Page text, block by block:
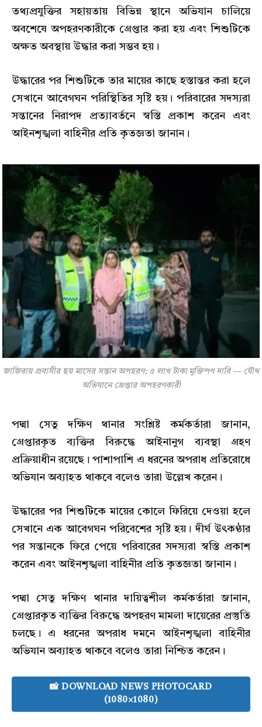
তথ্যপ্রযুক্তির সহায়তায় বিভিন্ন স্থানে অভিযান চালিয়ে
অবশেষে অপহরণকারীকে গ্রেপ্তার করা হয় এবং শিশুটিকে
অক্ষত অবস্থায় উদ্ধার করা সম্ভব হয়।
উদ্ধারের পর শিশুটিকে তার মায়ের কাছে হস্তান্তর করা হলে
সেখানে আবেগঘন পরিস্থিতির সৃষ্টি হয়। পরিবারের সদস্যরা
সন্তানের নিরাপদ প্রত্যাবর্তনে স্বস্তি প্রকাশ করেন এবং
আইনশৃঙ্খলা বাহিনীর প্রতি কৃতজ্ঞতা জানান।
জাজিরায় প্রবাসীর ছয় মাসের সন্তান অপহরণ; ৫ লাখ টাকা মুক্তিপণ দাবি — যৌথ
অভিযানে গ্রেপ্তার অপহরণকারী
পদ্মা সেতু দক্ষিণ থানার সংশ্লিষ্ট কর্মকর্তারা জানান,
গ্রেপ্তারকৃত ব্যক্তির বিরুদ্ধে আইনানুগ ব্যবস্থা গ্রহণ
প্রক্রিয়াধীন রয়েছে। পাশাপাশি এ ধরনের অপরাধ প্রতিরোধে
অভিযান অব্যাহত থাকবে বলেও তারা উল্লেখ করেন।
উদ্ধারের পর শিশুটিকে মায়ের কোলে ফিরিয়ে দেওয়া হলে
সেখানে এক আবেগঘন পরিবেশের সৃষ্টি হয়। দীর্ঘ উৎকণ্ঠার
পর সন্তানকে ফিরে পেয়ে পরিবারের সদস্যরা স্বস্তি প্রকাশ
করেন এবং আইনশৃঙ্খলা বাহিনীর প্রতি কৃতজ্ঞতা জানান।
পদ্মা সেতু দক্ষিণ থানার দায়িত্বশীল কর্মকর্তারা জানান,
গ্রেপ্তারকৃত ব্যক্তির বিরুদ্ধে অপহরণ মামলা দায়েরের প্রস্তুতি
চলছে। এ ধরনের অপরাধ দমনে আইনশৃঙ্খলা বাহিনীর
অভিযান অব্যাহত থাকবে বলেও তারা নিশ্চিত করেন।
📸 DOWNLOAD NEWS PHOTOCARD
(1080×1080)